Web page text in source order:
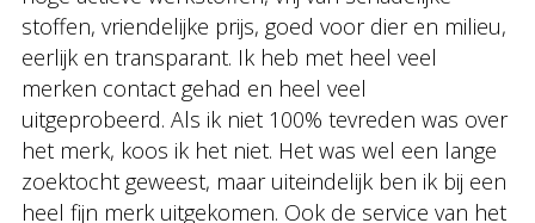
stoffen, vriendelijke prijs, goed voor dier en milieu,
eerlijk en transparant. Ik heb met heel veel
merken contact gehad en heel veel
uitgeprobeerd. Als ik niet 100% tevreden was over
het merk, koos ik het niet. Het was wel een lange
zoektocht geweest, maar uiteindelijk ben ik bij een
heel fijn merk uitgekomen. Ook de service van het